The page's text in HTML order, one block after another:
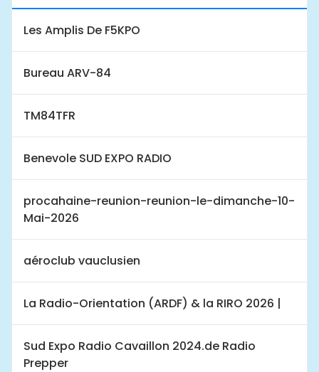
Les Amplis De F5KPO
Bureau ARV-84
TM84TFR
Benevole SUD EXPO RADIO
procahaine-reunion-reunion-le-dimanche-10-
Mai-2026
aéroclub vauclusien
La Radio-Orientation (ARDF) & la RIRO 2026 |
Sud Expo Radio Cavaillon 2024.de Radio
Prepper